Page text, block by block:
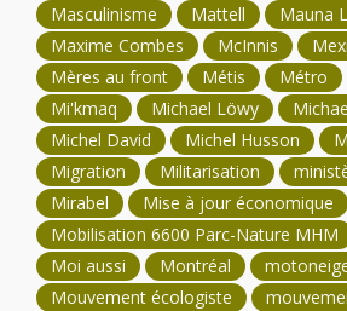
Masculinisme
Mattell
Mauna
Maxime Combes
McInnis
Mères au front
Métis Métro
Mi'kmaq
Michael Löwy
Michel David
Michel Husson
Migration
Militarisation
Mirabel
Mise à jour économique
Mobilisation 6600 Parc-Nature MHM
Moi aussi
Montréal
Mouvement écologiste